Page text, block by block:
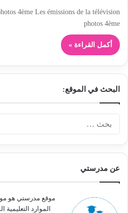
4ème Les émissions de la télévision
photos 4ème
أكمل القراءة »
البحث في الموقع:
عن مدرستي
موقع مدرستي هو
الموارد التعليمية